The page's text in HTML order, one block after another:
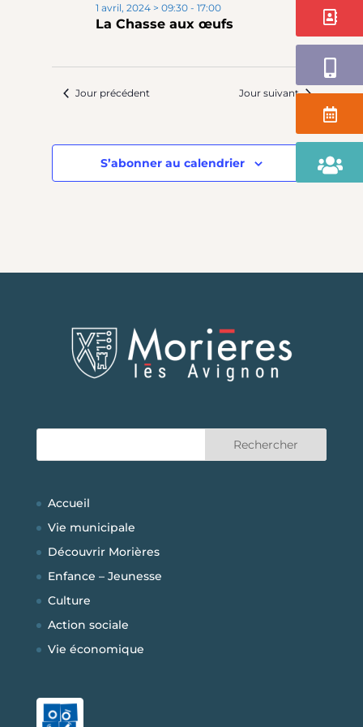
La Chasse aux œufs
1 avril, 2024 > 09:30 -17:00
Jour précédent Jour suivant
S’abonner au calendrier
Accueil
Vie municipale
Découvrir Morières
Enfance – Jeunesse
Culture
Action sociale
Vie économique
Contact
Application
Agenda
Portail
Famille